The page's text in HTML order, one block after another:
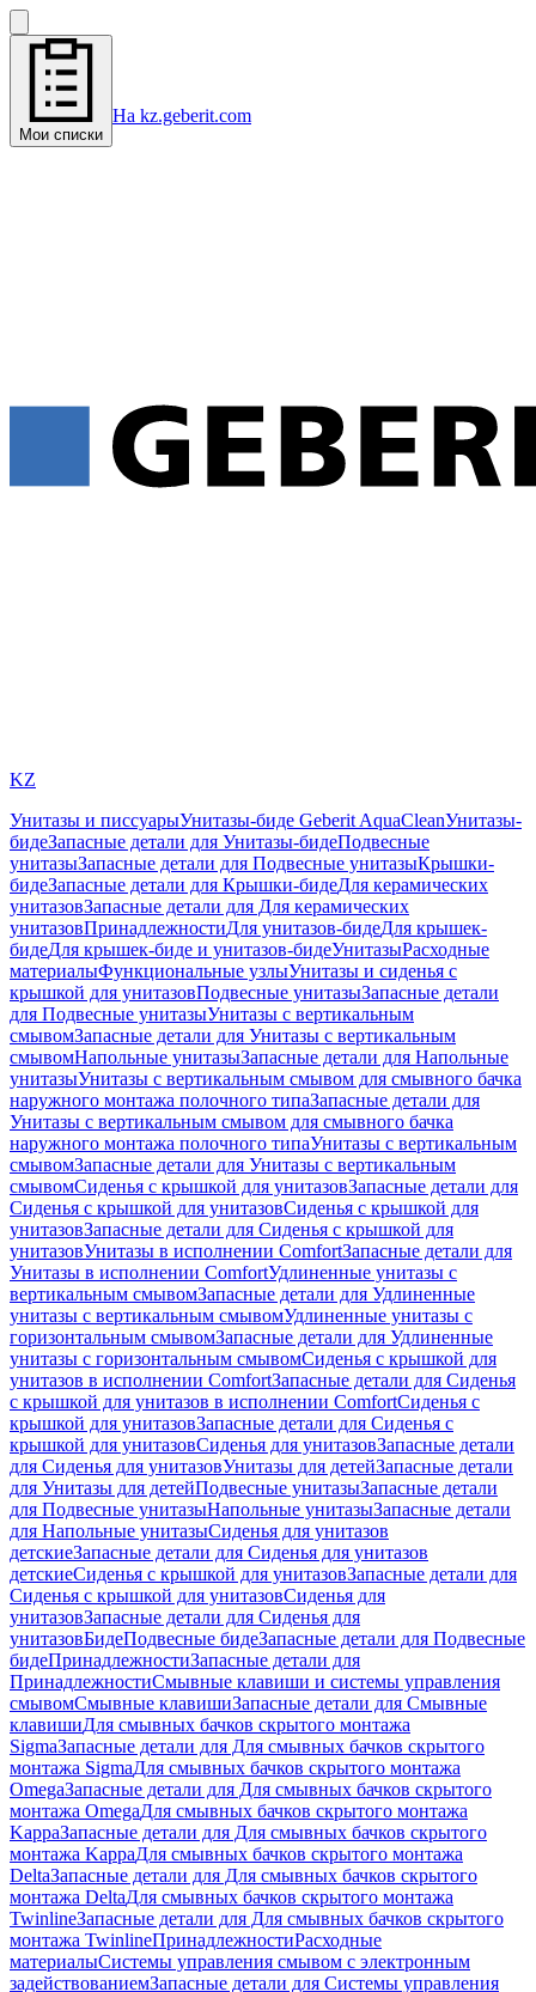
Мои списки
На kz.geberit.com
KZ
Унитазы и писсуарыУнитазы-биде Geberit AquaCleanУнитазы-
бидеЗапасные детали для Унитазы-бидеПодвесные
унитазыЗапасные детали для Подвесные унитазыКрышки-
бидеЗапасные детали для Крышки-бидеДля керамических
унитазовЗапасные детали для Для керамических
унитазовПринадлежностиДля унитазов-бидеДля крышек-
бидеДля крышек-биде и унитазов-бидеУнитазыРасходные
материалыФункциональные узлыУнитазы и сиденья с
крышкой для унитазовПодвесные унитазыЗапасные детали
для Подвесные унитазыУнитазы с вертикальным
смывомЗапасные детали для Унитазы с вертикальным
смывомНапольные унитазыЗапасные детали для Напольные
унитазыУнитазы с вертикальным смывом для смывного бачка
наружного монтажа полочного типаЗапасные детали для
Унитазы с вертикальным смывом для смывного бачка
наружного монтажа полочного типаУнитазы с вертикальным
смывомЗапасные детали для Унитазы с вертикальным
смывомСиденья с крышкой для унитазовЗапасные детали для
Сиденья с крышкой для унитазовСиденья с крышкой для
унитазовЗапасные детали для Сиденья с крышкой для
унитазовУнитазы в исполнении ComfortЗапасные детали для
Унитазы в исполнении ComfortУдлиненные унитазы с
вертикальным смывомЗапасные детали для Удлиненные
унитазы с вертикальным смывомУдлиненные унитазы с
горизонтальным смывомЗапасные детали для Удлиненные
унитазы с горизонтальным смывомСиденья с крышкой для
унитазов в исполнении ComfortЗапасные детали для Сиденья
с крышкой для унитазов в исполнении ComfortСиденья с
крышкой для унитазовЗапасные детали для Сиденья с
крышкой для унитазовСиденья для унитазовЗапасные детали
для Сиденья для унитазовУнитазы для детейЗапасные детали
для Унитазы для детейПодвесные унитазыЗапасные детали
для Подвесные унитазыНапольные унитазыЗапасные детали
для Напольные унитазыСиденья для унитазов
детскиеЗапасные детали для Сиденья для унитазов
детскиеСиденья с крышкой для унитазовЗапасные детали для
Сиденья с крышкой для унитазовСиденья для
унитазовЗапасные детали для Сиденья для
унитазовБидеПодвесные бидеЗапасные детали для Подвесные
бидеПринадлежностиЗапасные детали для
ПринадлежностиСмывные клавиши и системы управления
смывомСмывные клавишиЗапасные детали для Смывные
клавишиДля смывных бачков скрытого монтажа
SigmaЗапасные детали для Для смывных бачков скрытого
монтажа SigmaДля смывных бачков скрытого монтажа
OmegaЗапасные детали для Для смывных бачков скрытого
монтажа OmegaДля смывных бачков скрытого монтажа
KappaЗапасные детали для Для смывных бачков скрытого
монтажа KappaДля смывных бачков скрытого монтажа
DeltaЗапасные детали для Для смывных бачков скрытого
монтажа DeltaДля смывных бачков скрытого монтажа
TwinlineЗапасные детали для Для смывных бачков скрытого
монтажа TwinlineПринадлежностиРасходные
материалыСистемы управления смывом с электронным
задействованиемЗапасные детали для Системы управления